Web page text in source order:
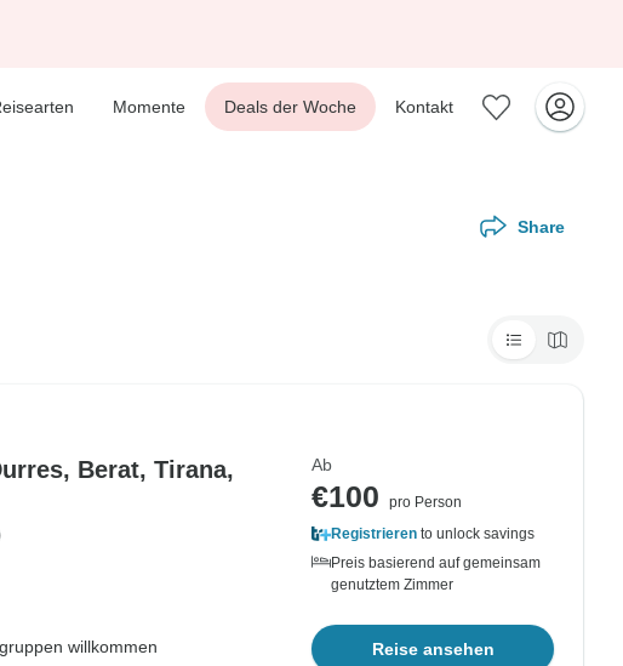
Momente Deals der Woche Kontakt
Share
Berat, Tirana,
willkommen
Ab
€100
pro Person
Registrieren to unlock savings
Preis basierend auf gemeinsam
genutztem Zimmer
Reise ansehen